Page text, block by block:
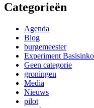
Categorieën
Agenda
Blog
burgemeester
Experiment
Geen categorie
groningen
Media
Nieuws
pilot